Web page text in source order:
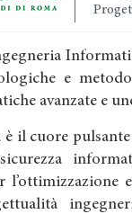
e
avanzate e
è il cuore